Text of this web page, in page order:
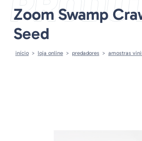
Zoom Swamp
Seed
início loja online predadores amostras